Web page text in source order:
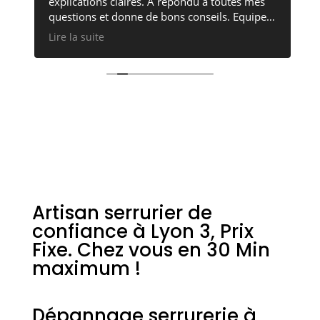
questions et donne de bons conseils. Equipe
sérieuse, professionnelle et sympathique !
Lire la suite
Artisan serrurier de
confiance à Lyon 3, Prix
Fixe. Chez vous en 30 Min
maximum !